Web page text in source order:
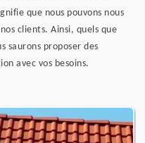
que nous pouvons nous
clients. Ainsi, quels que
saurons proposer des
avec vos besoins.